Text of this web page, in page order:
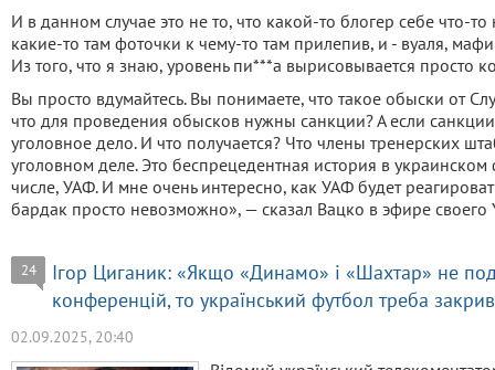
И в данном случае это не то, что какой-то блогер себе что-
какие-то там фоточки к чему-то там прилепив, и - вуаля,
Из того, что я знаю, уровень пи***а вырисовывается просто
Вы просто вдумайтесь. Вы понимаете, что такое обыски от
что для проведения обысков нужны санкции? А если
уголовное дело. И что получается? Что члены тренерских
уголовном деле. Это беспрецедентная история в
числе, УАФ. И мне очень интересно, как УАФ будет
бардак просто невозможно», — сказал Вацко в эфире своего
24
Ігор Циганик: «Якщо «Динамо» і «Шахтар» не
конференцій, то український футбол треба
02.09.2025, 20:40